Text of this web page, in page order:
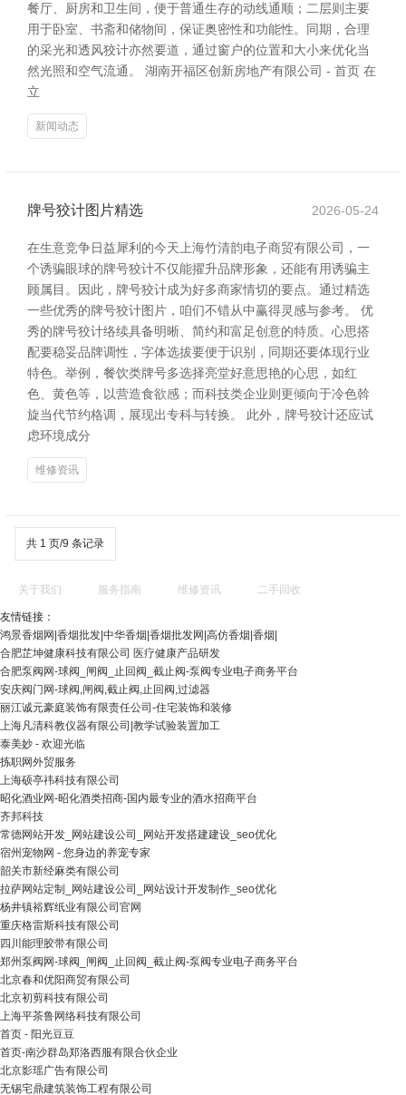
餐厅、厨房和卫生间，便于普通生存的动线通顺；二层则主要
用于卧室、书斋和储物间，保证奥密性和功能性。同期，合理
的采光和透风狡计亦然要道，通过窗户的位置和大小来优化当
然光照和空气流通。 湖南开福区创新房地产有限公司 - 首页 在
立
新闻动态
牌号狡计图片精选 2026-05-24
在生意竞争日益犀利的今天上海竹清韵电子商贸有限公司，一
个诱骗眼球的牌号狡计不仅能擢升品牌形象，还能有用诱骗主
顾属目。因此，牌号狡计成为好多商家情切的要点。通过精选
一些优秀的牌号狡计图片，咱们不错从中赢得灵感与参考。 优
秀的牌号狡计络续具备明晰、简约和富足创意的特质。心思搭
配要稳妥品牌调性，字体选拔要便于识别，同期还要体现行业
特色。举例，餐饮类牌号多选择亮堂好意思艳的心思，如红
色、黄色等，以营造食欲感；而科技类企业则更倾向于冷色斡
旋当代节约格调，展现出专科与转换。 此外，牌号狡计还应试
虑环境成分
维修资讯
共 1 页/9 条记录
关于我们 服务指南 维修资讯 二手回收
友情链接：
鸿景香烟网|香烟批发|中华香烟|香烟批发网|高仿香烟|香烟|
合肥芷坤健康科技有限公司 医疗健康产品研发
合肥泵阀网-球阀_闸阀_止回阀_截止阀-泵阀专业电子商务平台
安庆阀门网-球阀,闸阀,截止阀,止回阀,过滤器
丽江诚元豪庭装饰有限责任公司-住宅装饰和装修
上海凡清科教仪器有限公司|教学试验装置加工
泰美妙 - 欢迎光临
拣职网外贸服务
上海硕亭祎科技有限公司
昭化酒业网-昭化酒类招商-国内最专业的酒水招商平台
齐邦科技
常德网站开发_网站建设公司_网站开发搭建建设_seo优化
宿州宠物网 - 您身边的养宠专家
韶关市新经麻类有限公司
拉萨网站定制_网站建设公司_网站设计开发制作_seo优化
杨井镇裕辉纸业有限公司官网
重庆格雷斯科技有限公司
四川能理胶带有限公司
郑州泵阀网-球阀_闸阀_止回阀_截止阀-泵阀专业电子商务平台
北京春和优阳商贸有限公司
北京初剪科技有限公司
上海平茶鲁网络科技有限公司
首页 - 阳光豆豆
首页-南沙群岛郑洛西服有限合伙企业
北京影瑶广告有限公司
无锡宅鼎建筑装饰工程有限公司